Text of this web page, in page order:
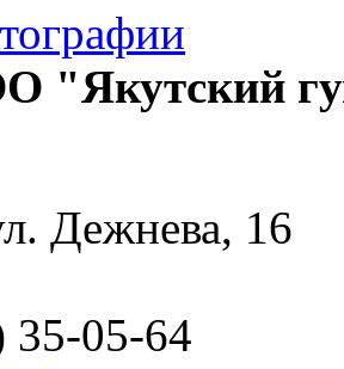
"Якутский
35-05-64